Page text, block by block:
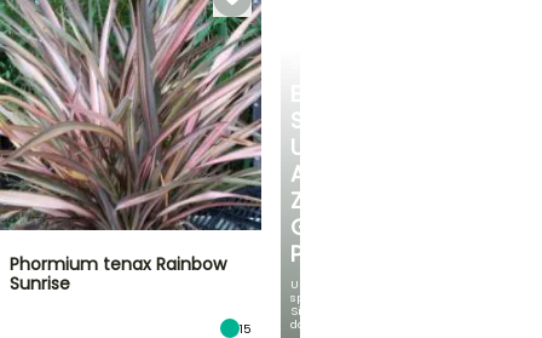
SIE
UNSERE
AUSWAHL
ZU
GÜNSTIGEN
PREISEN
Und
sparen
Sie
dabei!
Phormium tenax Rainbow
Sunrise
15